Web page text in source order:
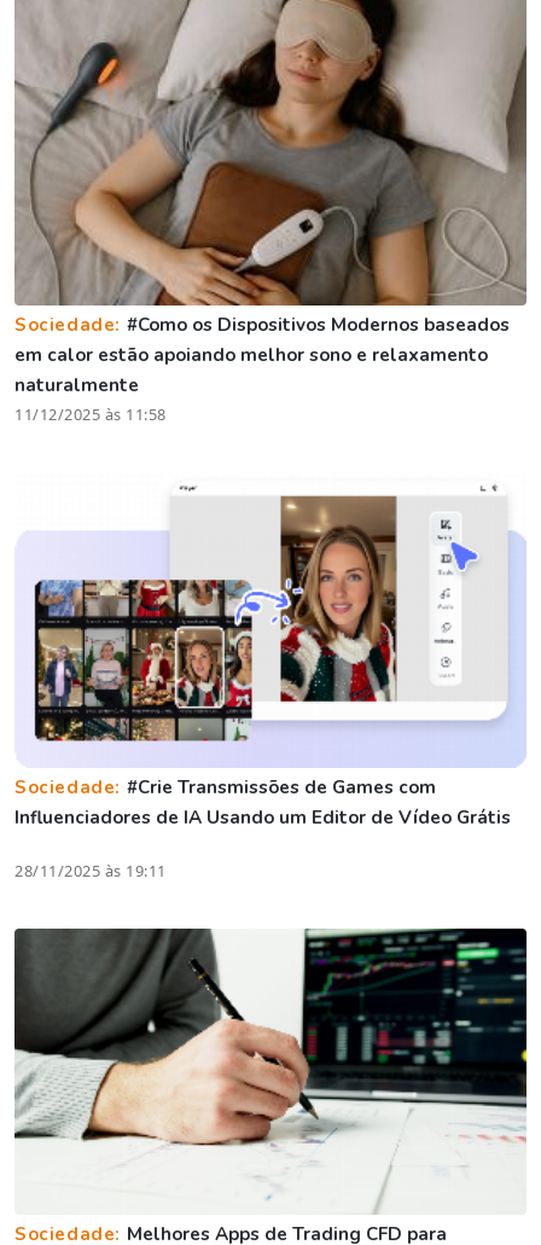
Sociedade: #Como os Dispositivos Modernos baseados
em calor estão apoiando melhor sono e relaxamento
naturalmente
11/12/2025 às 11:58
Sociedade: #Crie Transmissões de Games com
Influenciadores de IA Usando um Editor de Vídeo Grátis
28/11/2025 às 19:11
Sociedade: Melhores Apps de Trading CFD para